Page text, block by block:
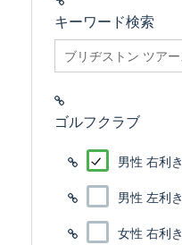
キーワード検索
searchfilter_pro
ゴルフクラブ
男性 右利き
男性 左利き
女性 右利き